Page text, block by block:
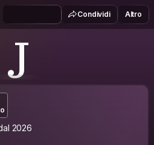
Condividi Altro
J
2026